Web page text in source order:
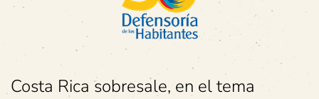
Costa Rica sobresale, en el tema